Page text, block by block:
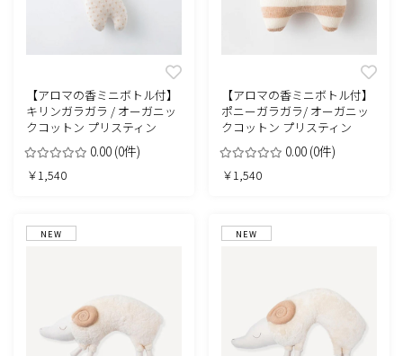
【アロマの香ミニボトル付】
キリンガラガラ / オーガニッ
クコットン プリスティン
0.00 (0件)
￥1,540
【アロマの香ミニボトル付】
ポニーガラガラ/ オーガニッ
クコットン プリスティン
0.00 (0件)
￥1,540
NEW NEW